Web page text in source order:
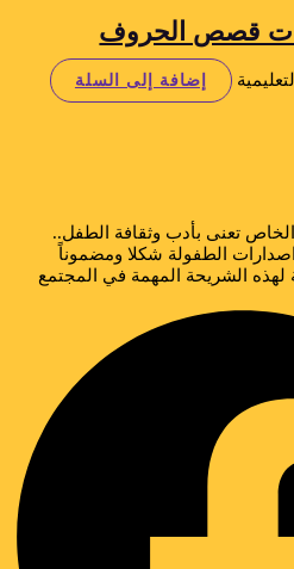
قصص الحروف
إضافة إلى السلة
تعنى بأدب وثقافة الطفل..
الطفولة شكلا ومضموناً
لهذه الشريحة المهمة في المجتمع